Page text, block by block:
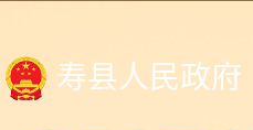
寿县人民政府